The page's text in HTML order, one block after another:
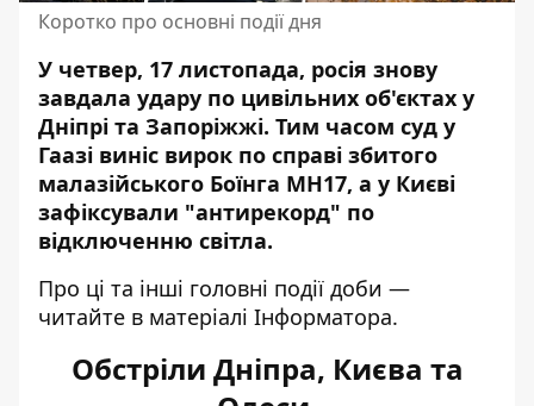
Коротко про основні події дня
У четвер, 17 листопада, росія знову
завдала удару по цивільних об'єктах у
Дніпрі та Запоріжжі. Тим часом суд у
Гаазі виніс вирок по справі збитого
малазійського Боїнга МН17, а у Києві
зафіксували "антирекорд" по
відключенню світла.
Про ці та інші головні події доби —
читайте в матеріалі Інформатора.
Обстріли Дніпра, Києва та